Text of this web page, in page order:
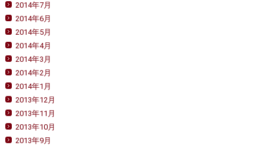
2014年7月
2014年6月
2014年5月
2014年4月
2014年3月
2014年2月
2014年1月
2013年12月
2013年11月
2013年10月
2013年9月